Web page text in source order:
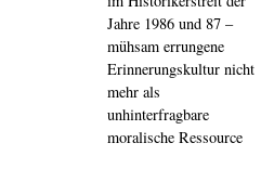
Jahre 1986 und 87 –
mühsam errungene
Erinnerungskultur nicht
mehr als
unhinterfragbare
moralische Ressource
erwächst, mit einer
Sensibilität für das Leid
und Elend der
Gegenwart und Zukunft